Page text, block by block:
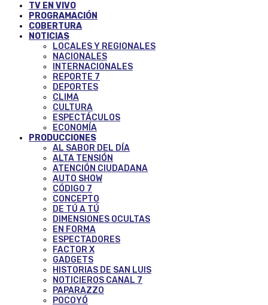
TV EN VIVO
PROGRAMACIÓN
COBERTURA
NOTICIAS
LOCALES Y REGIONALES
NACIONALES
INTERNACIONALES
REPORTE 7
DEPORTES
CLIMA
CULTURA
ESPECTÁCULOS
ECONOMÍA
PRODUCCIONES
AL SABOR DEL DÍA
ALTA TENSIÓN
ATENCIÓN CIUDADANA
AUTO SHOW
CÓDIGO 7
CONCEPTO
DE TÚ A TÚ
DIMENSIONES OCULTAS
EN FORMA
ESPECTADORES
FACTOR X
GADGETS
HISTORIAS DE SAN LUIS
NOTICIEROS CANAL 7
PAPARAZZO
POCOYÓ